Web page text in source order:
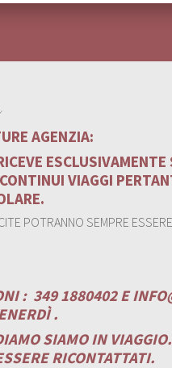
AGENZIA:
VIAGGI
POTRANNO SEMPRE
: 349 1880402 E
.
SIAMO IN
RICONTATTATI.